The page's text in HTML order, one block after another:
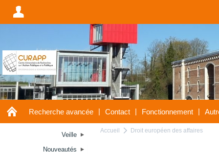
A
A Recherche avancée | Contact | Fonctionnement |
Veille
Nouveautés
Accueil a Droit européen des affaires